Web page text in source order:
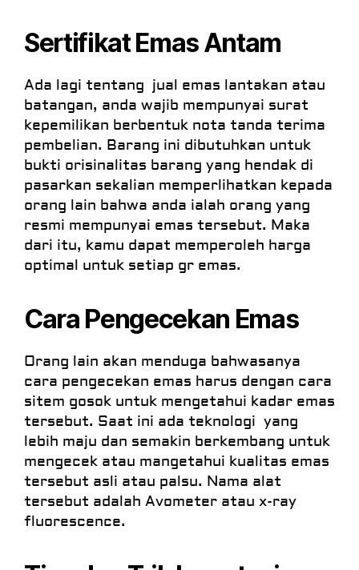
Sertifikat Emas Antam
Ada lagi tentang jual emas lantakan atau
batangan, anda wajib mempunyai surat
kepemilikan berbentuk nota tanda terima
pembelian. Barang ini dibutuhkan untuk
bukti orisinalitas barang yang hendak di
pasarkan sekalian memperlihatkan kepada
orang lain bahwa anda ialah orang yang
resmi mempunyai emas tersebut. Maka
dari itu, kamu dapat memperoleh harga
optimal untuk setiap gr emas.
Cara Pengecekan Emas
Orang lain akan menduga bahwasanya
cara pengecekan emas harus dengan cara
sitem gosok untuk mengetahui kadar emas
tersebut. Saat ini ada teknologi yang
lebih maju dan semakin berkembang untuk
mengecek atau mangetahui kualitas emas
tersebut asli atau palsu. Nama alat
tersebut adalah Avometer atau x-ray
fluorescence.